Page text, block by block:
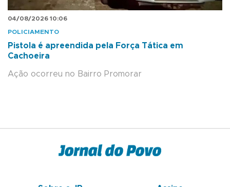
04/08/2026 10:06
POLICIAMENTO
Pistola é apreendida pela Força Tática em
Cachoeira
Ação ocorreu no Bairro Promorar